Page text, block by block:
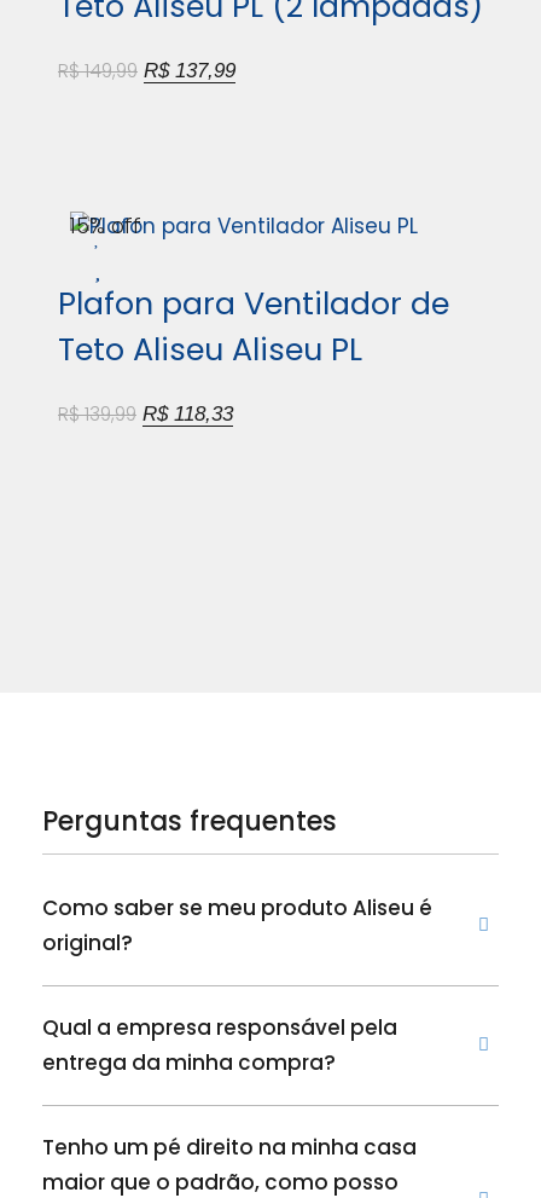
R$149,99 R$137,99
15% off
Plafon para Ventilador de
Teto Aliseu Aliseu PL
R$139,99 R$118,33
Perguntas frequentes
Como saber se meu produto Aliseu é
original?
Qual a empresa responsável pela
entrega da minha compra?
Tenho um pé direito na minha casa
maior que o padrão, como posso